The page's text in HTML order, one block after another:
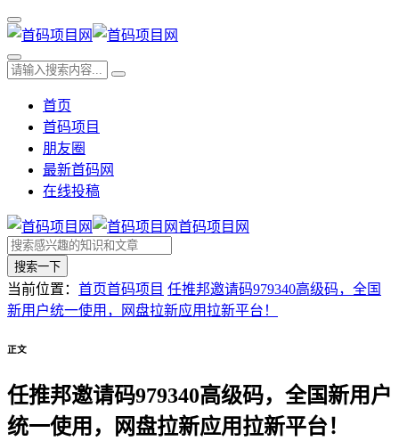
首页
首码项目
朋友圈
最新首码网
在线投稿
首码项目网
搜索一下
当前位置： 首页首码项目 任推邦邀请码979340高级码，全国
新用户统一使用，网盘拉新应用拉新平台！
正文
任推邦邀请码979340高级码，全国新用户
统一使用，网盘拉新应用拉新平台！